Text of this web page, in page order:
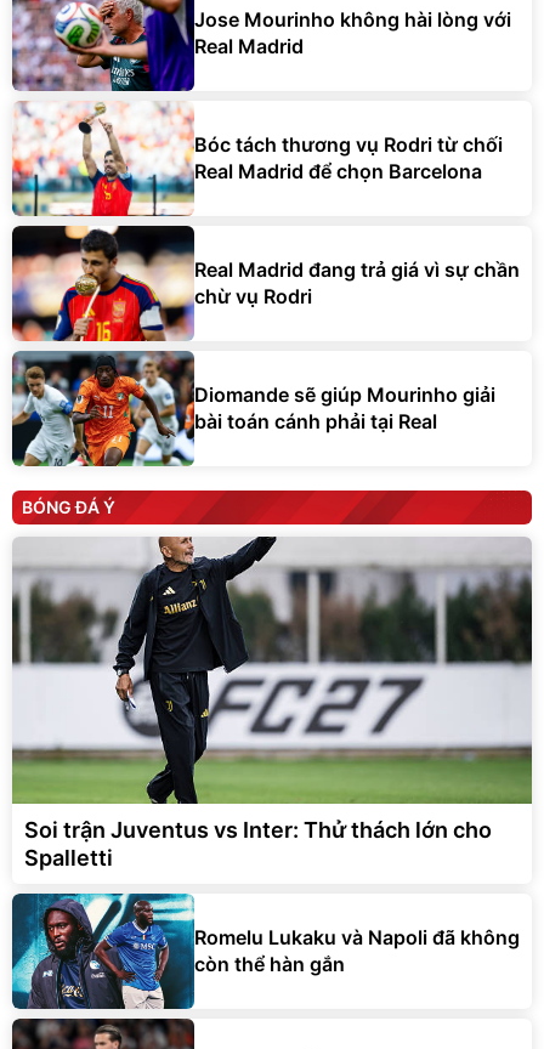
Jose Mourinho không hài lòng với
Real Madrid
Bóc tách thương vụ Rodri từ chối
Real Madrid để chọn Barcelona
Real Madrid đang trả giá vì sự chần
chừ vụ Rodri
Diomande sẽ giúp Mourinho giải
bài toán cánh phải tại Real
BÓNG ĐÁ Ý
Soi trận Juventus vs Inter: Thử thách lớn cho
Spalletti
Romelu Lukaku và Napoli đã không
còn thể hàn gắn